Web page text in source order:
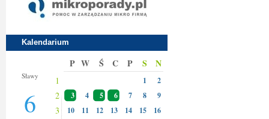
Kalendarium
Sławy
6
P W Ś C P S N
1 1 2
2 3 4 5 6 7 8 9
3 10 11 12 13 14 15 16